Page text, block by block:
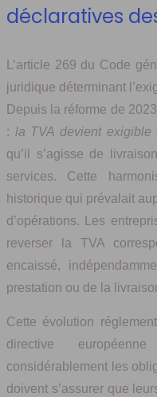
déclaratives
L’article 269 du Code
juridique déterminant
Depuis la réforme de
: la TVA devient exigible
qu’il s’agisse de
services. Cette
historique qui prévalait
d’opérations. Les
reverser la TVA
encaissé,
prestation ou de la
Cette évolution
directive
considérablement les
doivent s’assurer que